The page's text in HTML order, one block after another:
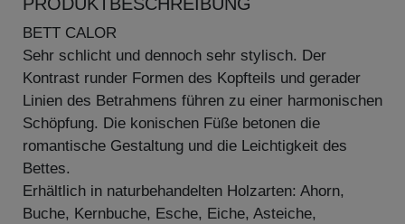
PRODUKTBESCHREIBUNG
BETT CALOR
Sehr schlicht und dennoch sehr stylisch. Der
Kontrast runder Formen des Kopfteils und gerader
Linien des Betrahmens führen zu einer harmonischen
Schöpfung. Die konischen Füße betonen die
romantische Gestaltung und die Leichtigkeit des
Bettes.
Erhältlich in naturbehandelten Holzarten: Ahorn,
Buche, Kernbuche, Esche, Eiche, Asteiche,